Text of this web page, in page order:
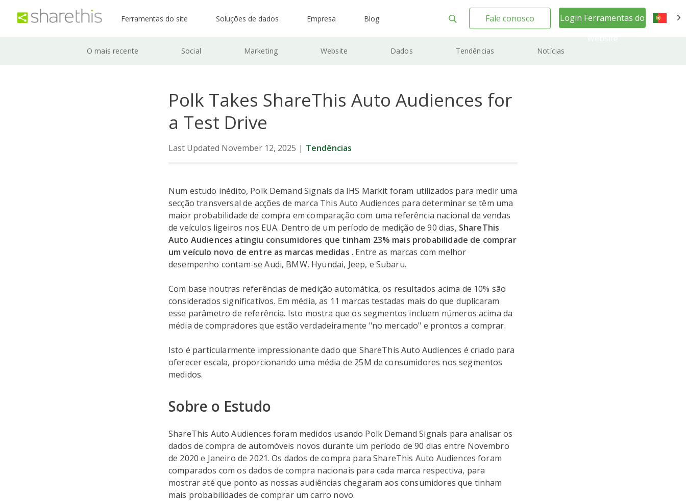
Ferramentas do site Soluções de dados Empresa Blog Fale conosco
Login Ferramentas do
O mais recente Social Marketing Website Dados Tendências Notícias
Polk Takes ShareThis Auto Audiences for
a Test Drive
Last Updated November 12, 2025 | Tendências
Num estudo inédito, Polk Demand Signals da IHS Markit foram utilizados para medir uma
secção transversal de acções de marca This Auto Audiences para determinar se têm uma
maior probabilidade de compra em comparação com uma referência nacional de vendas
de veículos ligeiros nos EUA. Dentro de um período de medição de 90 dias, ShareThis
Auto Audiences atingiu consumidores que tinham 23% mais probabilidade de comprar
um veículo novo de entre as marcas medidas . Entre as marcas com melhor
desempenho contam-se Audi, BMW, Hyundai, Jeep, e Subaru.
Com base noutras referências de medição automática, os resultados acima de 10% são
considerados significativos. Em média, as 11 marcas testadas mais do que duplicaram
esse parâmetro de referência. Isto mostra que os segmentos incluem números acima da
média de compradores que estão verdadeiramente "no mercado" e prontos a comprar.
Isto é particularmente impressionante dado que ShareThis Auto Audiences é criado para
oferecer escala, proporcionando uma média de 25M de consumidores nos segmentos
medidos.
Sobre o Estudo
ShareThis Auto Audiences foram medidos usando Polk Demand Signals para analisar os
dados de compra de automóveis novos durante um período de 90 dias entre Novembro
de 2020 e Janeiro de 2021. Os dados de compra para ShareThis Auto Audiences foram
comparados com os dados de compra nacionais para cada marca respectiva, para
mostrar até que ponto as nossas audiências chegaram aos consumidores que tinham
mais probabilidades de comprar um carro novo.